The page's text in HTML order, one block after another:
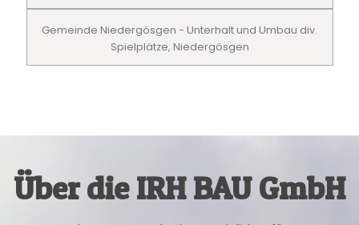
Gemeinde Niedergösgen - Unterhalt und Umbau div.
Spielplätze, Niedergösgen
Über die IRH BAU GmbH